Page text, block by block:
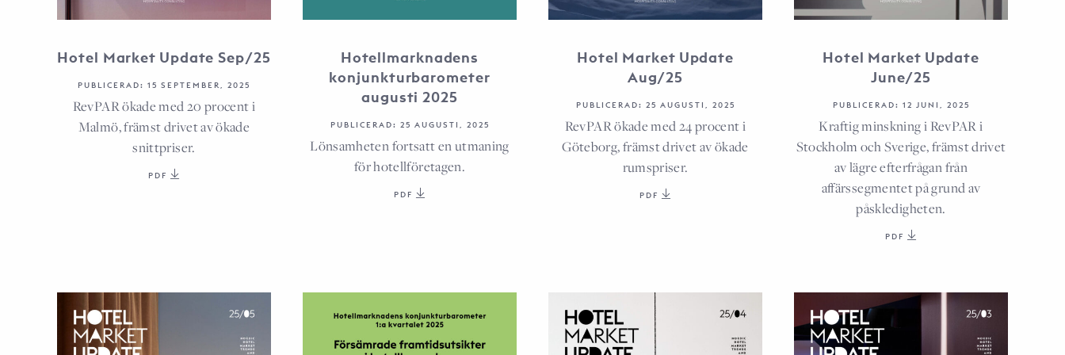
Hotel Market Update Sep/25
PUBLICERAD: 15 SEPTEMBER, 2025
RevPAR ökade med 20 procent i
Malmö, främst drivet av ökade
snittpriser.
PDF
Hotellmarknadens
konjunkturbarometer
augusti 2025
PUBLICERAD: 25 AUGUSTI, 2025
Lönsamheten fortsatt en utmaning
för hotellföretagen.
PDF
Hotel Market Update
Aug/25
PUBLICERAD: 25 AUGUSTI, 2025
RevPAR ökade med 24 procent i
Göteborg, främst drivet av ökade
rumspriser.
PDF
Hotel Market Update
June/25
PUBLICERAD: 12 JUNI, 2025
Kraftig minskning i RevPAR i
Stockholm och Sverige, främst drivet
av lägre efterfrågan från
affärssegmentet på grund av
påskledigheten.
PDF